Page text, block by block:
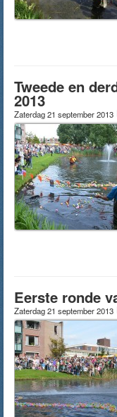
Tweede en
2013
Zaterdag 21 september 2013
Eerste ronde
Zaterdag 21 september 2013